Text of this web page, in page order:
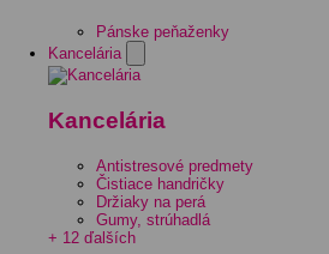
Pánske peňaženky
Kancelária
Kancelária
Antistresové predmety
Čistiace handričky
Držiaky na perá
Gumy, strúhadlá
+ 12 ďalších